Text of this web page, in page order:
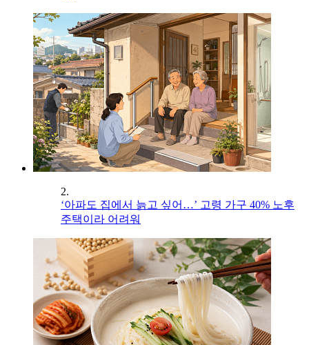
2.
‘아파도 집에서 늙고 싶어…’ 고령 가구 40% 노후
주택이라 어려워